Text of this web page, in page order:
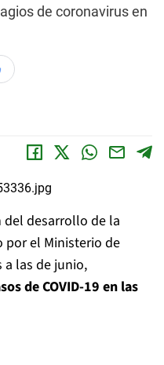
de coronavirus en
del desarrollo de la
por el Ministerio de
a las de junio,
de COVID-19 en las